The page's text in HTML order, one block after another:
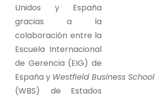
Unidos y España
gracias a la
colaboración entre la
Escuela Internacional
de Gerencia (EIG) de
España y Westfield Business School
(WBS)
de Estados